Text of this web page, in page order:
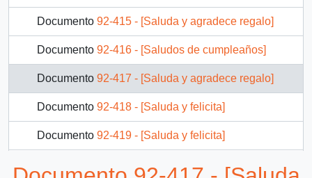
Documento 92-415 - [Saluda y agradece regalo]
Documento 92-416 - [Saludos de cumpleaños]
Documento 92-417 - [Saluda y agradece regalo]
Documento 92-418 - [Saluda y felicita]
Documento 92-419 - [Saluda y felicita]
92-420 - [Agradece trabajo en Alcaldía de Santiago]